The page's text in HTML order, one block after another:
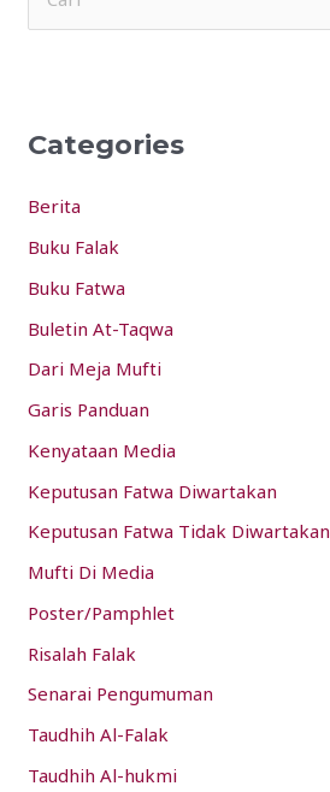
c
f
o
r
:
Categories
Berita
Buku Falak
Buku Fatwa
Buletin At-Taqwa
Dari Meja Mufti
Garis Panduan
Kenyataan Media
Keputusan Fatwa Diwartakan
Keputusan Fatwa Tidak Diwartakan
Mufti Di Media
Poster/Pamphlet
Risalah Falak
Senarai Pengumuman
Taudhih Al-Falak
Taudhih Al-hukmi